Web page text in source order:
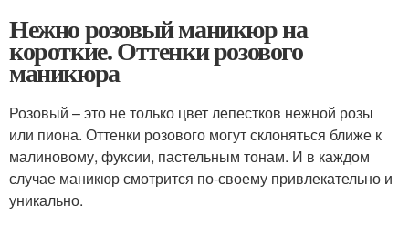
Нежно розовый маникюр на
короткие. Оттенки розового
маникюра
Розовый – это не только цвет лепестков нежной розы
или пиона. Оттенки розового могут склоняться ближе к
малиновому, фуксии, пастельным тонам. И в каждом
случае маникюр смотрится по-своему привлекательно и
уникально.